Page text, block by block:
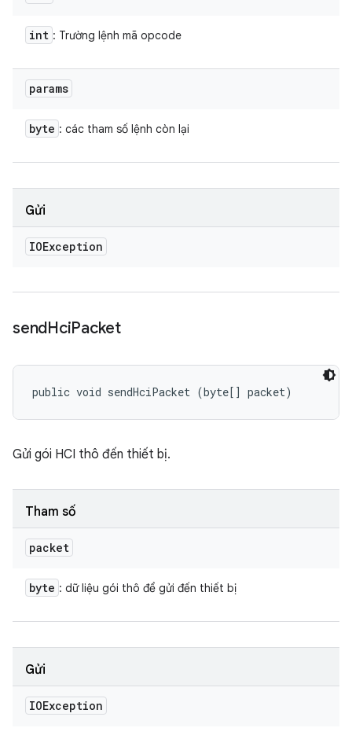
int : Trường lệnh mã opcode
params
byte : các tham số lệnh còn lại
Gửi
IOException
sendHciPacket
public void sendHciPacket (byte[] packet)
Gửi gói HCI thô đến thiết bị.
Tham số
packet
byte : dữ liệu gói thô để gửi đến thiết bị
Gửi
IOException